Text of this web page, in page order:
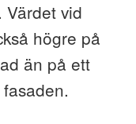
Värdet vid
högre på
än på ett